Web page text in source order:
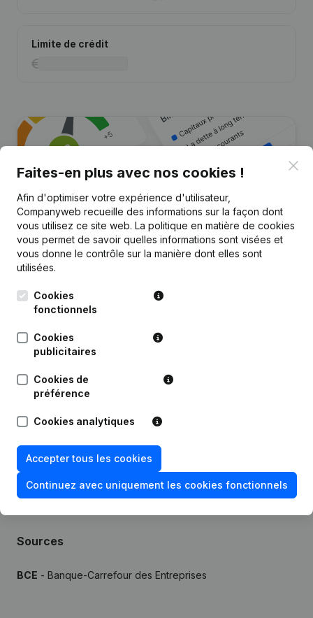
Limite de crédit
Vous recherchez plus
d’informations sur cette entreprise
?
Choisissez des informations rapides ou des détails
granulaires
Recevez des mises à jour sur les développements
importants
Essayer gratuitement
Essai gratuit de 7 jours, aucune carte de crédit requise.
Sources
BCE - Banque-Carrefour des Entreprises
Faites-en plus avec nos cookies !
Afin d'optimiser votre expérience d'utilisateur,
Companyweb recueille des informations sur la façon dont
vous utilisez ce site web. La politique en matière de cookies
vous permet de savoir quelles informations sont visées et
vous donne le contrôle sur la manière dont elles sont
utilisées.
Cookies
fonctionnels
Cookies
publicitaires
Cookies de
préférence
Cookies analytiques
Accepter tous les cookies
Continuez avec uniquement les cookies fonctionnels